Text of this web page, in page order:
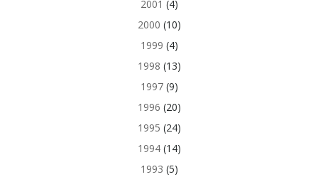
2001 (4)
2000 (10)
1999 (4)
1998 (13)
1997(9)
1996 (20)
1995 (24)
1994(14)
1993 (5)